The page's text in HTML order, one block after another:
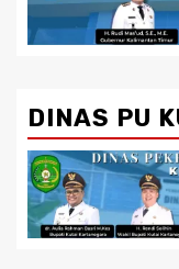
DINAS PU